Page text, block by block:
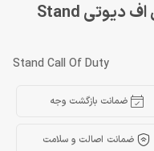
استند دسته كنسول کال آف کال اف دیوتی Stand
Stand Call Of Duty
ضمانت بازگشت وجه
ضمانت اصالت و سلامت